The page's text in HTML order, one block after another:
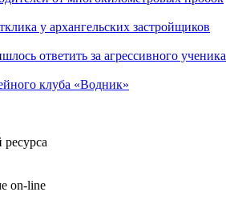
у архангельских застройщиков
ответить за агрессивного ученика
клуба «Водник»
on-line